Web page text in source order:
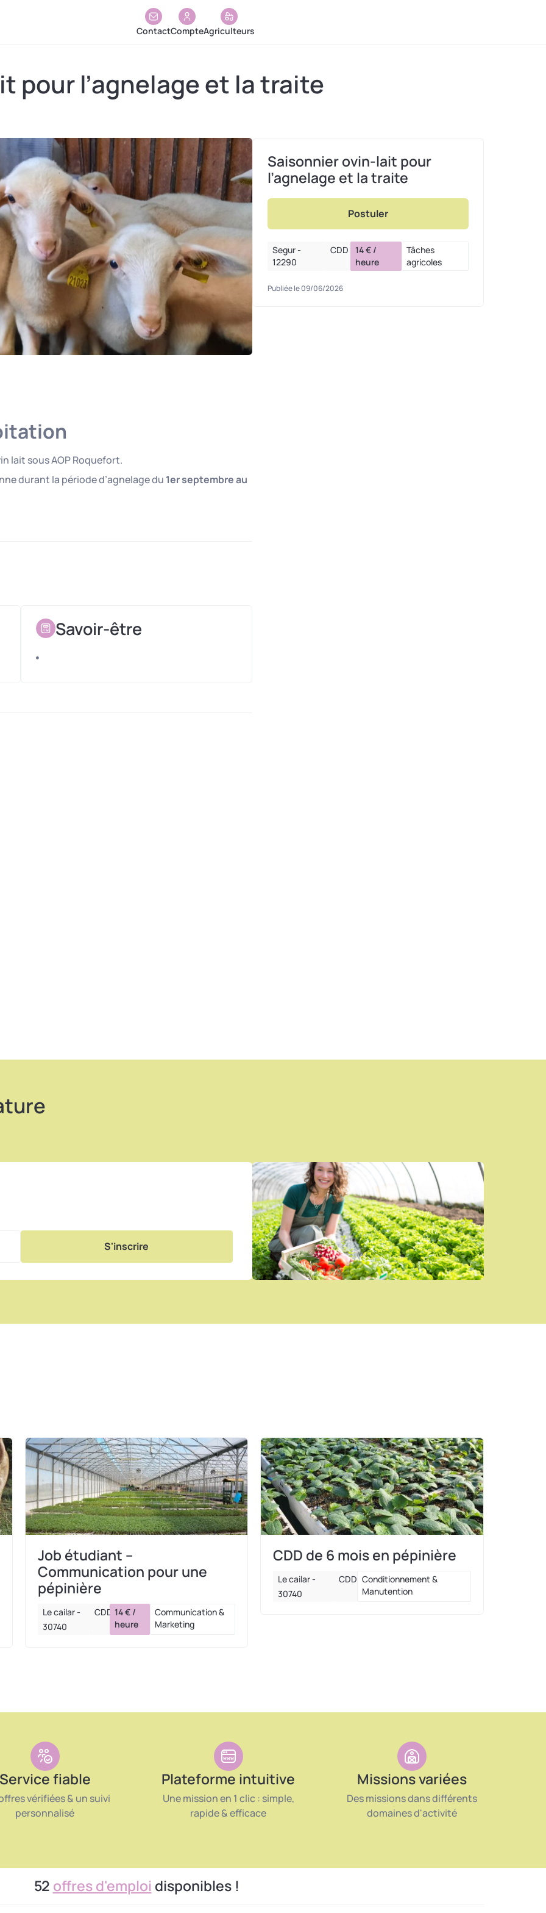
ContactCompteAgriculteurs
pour l’agnelage et la traite
lait sous AOP Roquefort.
durant la période d’agnelage du 1er septembre au
Savoir-être
Saisonnier ovin-lait pour
l’agnelage et la traite
Postuler
Segur -
12290
CDD
14 € /
heure
Tâches
agricoles
Publiée le 09/06/2026
S'inscrire
Job étudiant –
Communication pour une
pépinière
Le cailar -
30740
CDD 14 € /
heure
Communication &
Marketing
CDD de 6 mois en pépinière
Le cailar -
30740
CDD Conditionnement &
Manutention
Service fiable
vérifiées & un suivi
personnalisé
Plateforme intuitive
Une mission en 1 clic : simple,
rapide & efficace
Missions variées
Des missions dans différents
domaines d'activité
52 offres d'emploi disponibles !